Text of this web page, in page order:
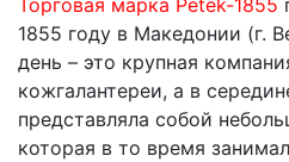
1855 году в Македонии (г.
день – это крупная
кожгалантереи, а в
представляла собой
которая в то время